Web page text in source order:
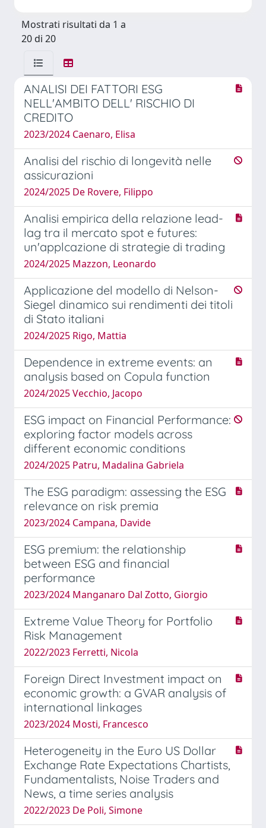
Mostrati risultati da 1 a
20 di 20
ANALISI DEI FATTORI ESG
NELL'AMBITO DELL' RISCHIO DI
CREDITO
2023/2024 Caenaro, Elisa
Analisi del rischio di longevità nelle
assicurazioni
2024/2025 De Rovere, Filippo
Analisi empirica della relazione lead-
lag tra il mercato spot e futures:
un'applcazione di strategie di trading
2024/2025 Mazzon, Leonardo
Applicazione del modello di Nelson-
Siegel dinamico sui rendimenti dei titoli
di Stato italiani
2024/2025 Rigo, Mattia
Dependence in extreme events: an
analysis based on Copula function
2024/2025 Vecchio, Jacopo
ESG impact on Financial Performance:
exploring factor models across
different economic conditions
2024/2025 Patru, Madalina Gabriela
The ESG paradigm: assessing the ESG
relevance on risk premia
2023/2024 Campana, Davide
ESG premium: the relationship
between ESG and financial
performance
2023/2024 Manganaro Dal Zotto, Giorgio
Extreme Value Theory for Portfolio
Risk Management
2022/2023 Ferretti, Nicola
Foreign Direct Investment impact on
economic growth: a GVAR analysis of
international linkages
2023/2024 Mosti, Francesco
Heterogeneity in the Euro US Dollar
Exchange Rate Expectations Chartists,
Fundamentalists, Noise Traders and
News, a time series analysis
2022/2023 De Poli, Simone